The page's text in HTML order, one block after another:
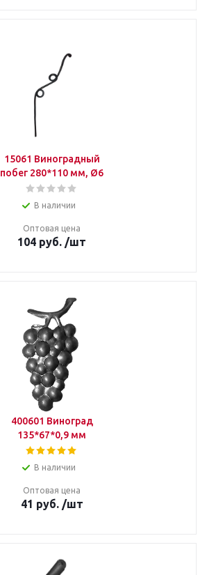
15061 Виноградный
побег 280*110 мм, Ø6
В наличии
Оптовая цена
104 руб. /шт
400601 Виноград
135*67*0,9 мм
В наличии
Оптовая цена
41 руб. /шт